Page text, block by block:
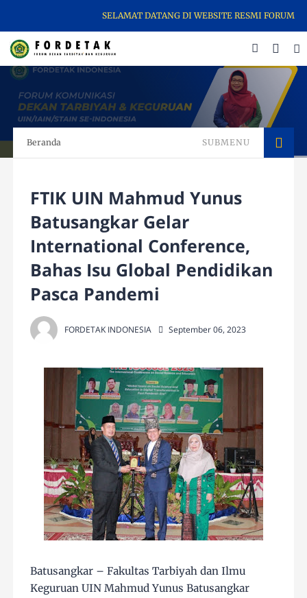
SELAMAT DATANG DI WEBSITE RESMI FORUM
Beranda SUBMENU
FTIK UIN Mahmud Yunus
Batusangkar Gelar
International Conference,
Bahas Isu Global Pendidikan
Pasca Pandemi
FORDETAK INDONESIA September 06, 2023
Batusangkar – Fakultas Tarbiyah dan Ilmu
Keguruan UIN Mahmud Yunus Batusangkar